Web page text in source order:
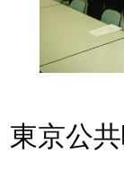
東
東京公